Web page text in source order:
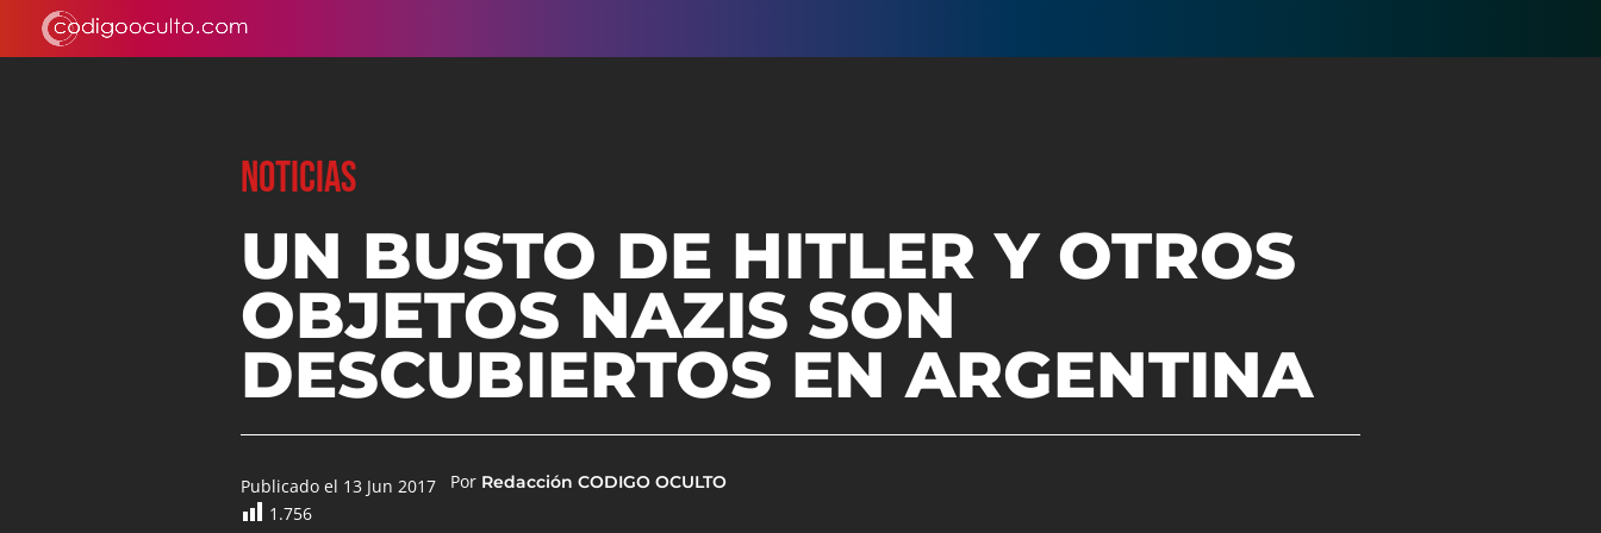
NOTICIAS
UN BUSTO DE HITLER Y OTROS
OBJETOS NAZIS SON
DESCUBIERTOS EN ARGENTINA
Publicado el 13 Jun 2017 Por Redacción CODIGO OCULTO
1.756